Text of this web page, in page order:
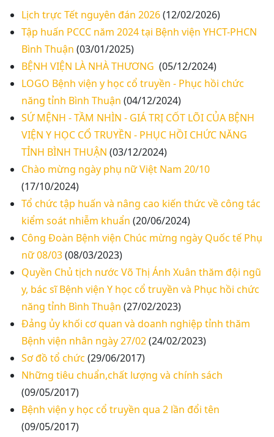
Lịch trực Tết nguyên đán 2026(12/02/2026)
Tập huấn PCCC năm 2024 tại Bệnh viện YHCT-PHCN
Bình Thuận (03/01/2025)
BỆNH VIỆN LÀ NHÀ THƯƠNG (05/12/2024)
LOGO Bệnh viện y học cổ truyền - Phục hồi chức
năng tỉnh Bình Thuận (04/12/2024)
SỨ MỆNH - TẦM NHÌN - GIÁ TRỊ CỐT LÕI CỦA BỆNH
VIỆN Y HỌC CỔ TRUYỀN - PHỤC HỒI CHỨC NĂNG
TỈNH BÌNH THUẬN (03/12/2024)
Chào mừng ngày phụ nữ Việt Nam 20/10
(17/10/2024)
Tổ chức tập huấn và nâng cao kiến thức về công tác
kiểm soát nhiễm khuẩn (20/06/2024)
Công Đoàn Bệnh viện Chúc mừng ngày Quốc tế Phụ
nữ 08/03(08/03/2023)
Quyền Chủ tịch nước Võ Thị Ánh Xuân thăm đội ngũ
y, bác sĩ Bệnh viện Y học cổ truyền và Phục hồi chức
năng tỉnh Bình Thuận (27/02/2023)
Đảng ủy khối cơ quan và doanh nghiệp tỉnh thăm
Bệnh viện nhân ngày 27/02(24/02/2023)
Sơ đồ tổ chức (29/06/2017)
Những tiêu chuẩn,chất lượng và chính sách
(09/05/2017)
Bệnh viện y học cổ truyền qua 2 lần đổi tên
(09/05/2017)
Thư mời báo giá về Màn hình led phòng họp
Thư mời báo giá về việc vệ sinh máy lạnh các
khoa/phòng trong bệnh viện
Thư mời báo giá về việc khảo sát hiện trạng và
báo giá thi công mái che từ Khoa Dược đến Bếp
ăn từ thiện của Bệnh viện
Thư mời báo giá về việc mời báo giá thiết bị